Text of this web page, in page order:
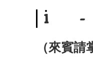
1 -
（來賓請